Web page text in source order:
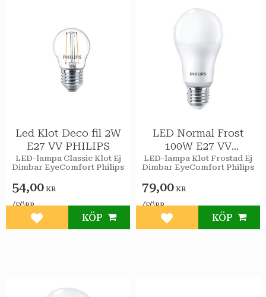
Led Klot Deco fil 2W
E27 VV PHILIPS
LED-lampa Classic Klot Ej
Dimbar EyeComfort Philips
54,00 KR
/FÖRP
Lägg till i favoriter
KÖP
LED Normal Frost
100W E27 VV
PHILIPS
LED-lampa Klot Frostad Ej
Dimbar EyeComfort Philips
79,00 KR
/FÖRP
Lägg till i favoriter
KÖP